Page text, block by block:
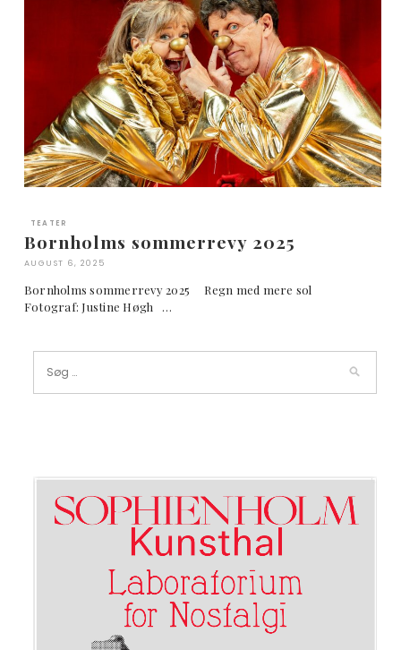
TEATER
Bornholms sommerrevy 2025
AUGUST 6, 2025
Bornholms sommerrevy 2025 Regn med mere sol
Fotograf: Justine Høgh …